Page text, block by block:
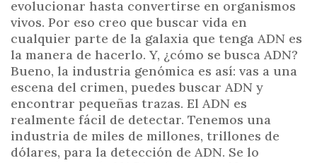
evolucionar hasta convertirse en organismos
vivos. Por eso creo que buscar vida en
cualquier parte de la galaxia que tenga ADN es
la manera de hacerlo. Y, ¿cómo se busca ADN?
Bueno, la industria genómica es así: vas a una
escena del crimen, puedes buscar ADN y
encontrar pequeñas trazas. El ADN es
realmente fácil de detectar. Tenemos una
industria de miles de millones, trillones de
dólares, para la detección de ADN. Se lo